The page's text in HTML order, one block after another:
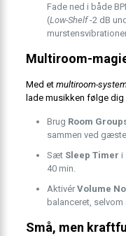
Fade ned i både
(Low-Shelf-2 dB
Multiroom-
Med et multiroom-
lade musikken følge dig
Brug Room
sammen ved
Sæt Sleep Timer i
40 min.
Aktivér Volume
balanceret,
Små, men